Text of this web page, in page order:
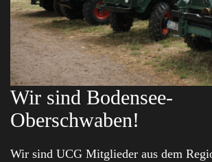
Wir sind Bodensee-
Oberschwaben!
Wir sind UCG Mitglieder aus dem